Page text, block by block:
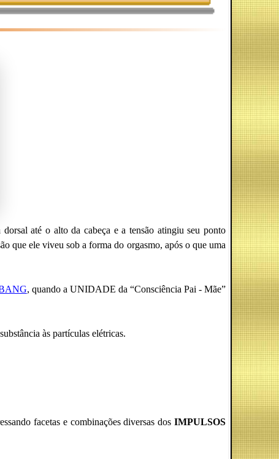
até o alto da cabeça e a tensão atingiu seu ponto
que ele viveu sob a forma do orgasmo, após o que uma
, quando a UNIDADE da “Consciência Pai - Mãe”
às partículas elétricas.
facetas e combinações diversas dosIMPULSOS